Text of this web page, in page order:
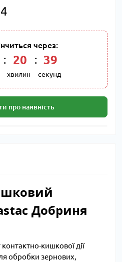
через:
20
хвилин
38
секунд
про наявність
Добриня
кишкової дії
обробки зернових,